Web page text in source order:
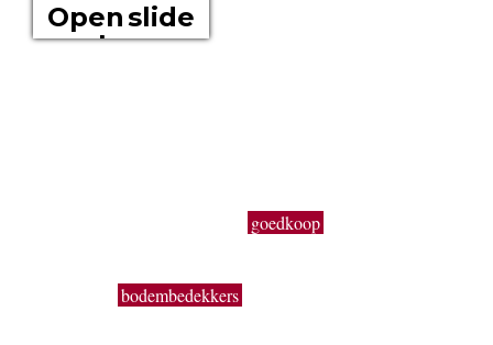
Open slide
show
goedkoop
bodembedekkers